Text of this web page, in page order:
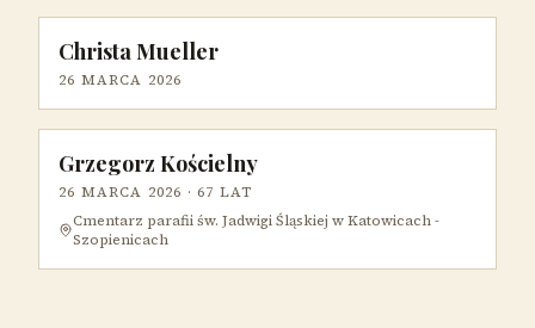
Christa Mueller
26 MARCA 2026
Grzegorz Kościelny
26 MARCA 2026 · 67 LAT
Cmentarz parafii św. Jadwigi Śląskiej w Katowicach -
Szopienicach